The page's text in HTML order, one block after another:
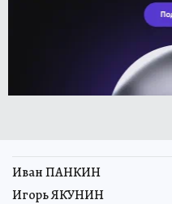
Иван ПАНКИН
Игорь ЯКУНИН